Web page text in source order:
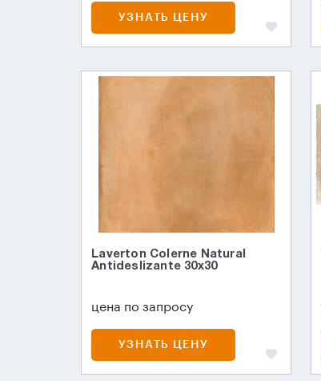
УЗНАТЬ ЦЕНУ
Laverton Colerne Natural
Antideslizante 30x30
цена по запросу
УЗНАТЬ ЦЕНУ